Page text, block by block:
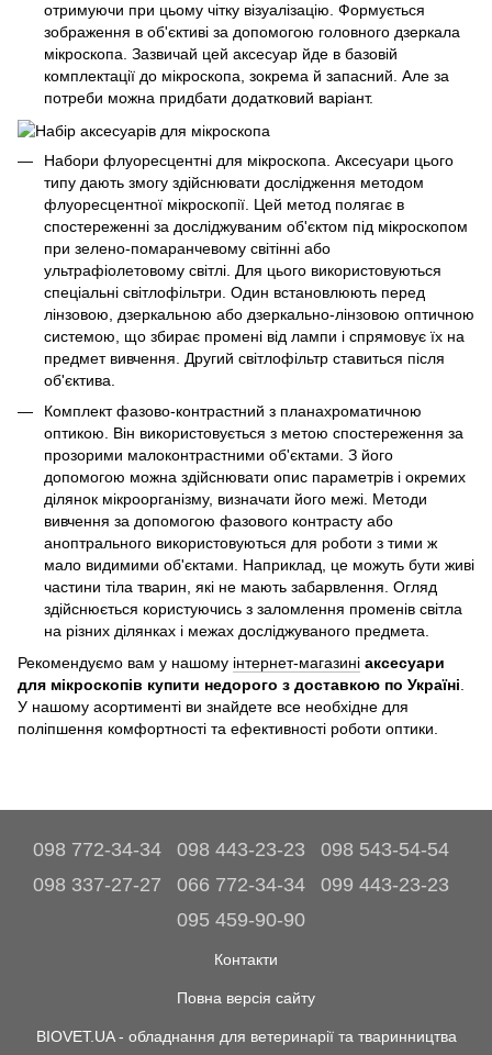
отримуючи при цьому чітку візуалізацію. Формується
зображення в об'єктиві за допомогою головного дзеркала
мікроскопа. Зазвичай цей аксесуар йде в базовій
комплектації до мікроскопа, зокрема й запасний. Але за
потреби можна придбати додатковий варіант.
Набори флуоресцентні для мікроскопа. Аксесуари цього
типу дають змогу здійснювати дослідження методом
флуоресцентної мікроскопії. Цей метод полягає в
спостереженні за досліджуваним об'єктом під мікроскопом
при зелено-помаранчевому світінні або
ультрафіолетовому світлі. Для цього використовуються
спеціальні світлофільтри. Один встановлюють перед
лінзовою, дзеркальною або дзеркально-лінзовою оптичною
системою, що збирає промені від лампи і спрямовує їх на
предмет вивчення. Другий світлофільтр ставиться після
об'єктива.
Комплект фазово-контрастний з планахроматичною
оптикою. Він використовується з метою спостереження за
прозорими малоконтрастними об'єктами. З його
допомогою можна здійснювати опис параметрів і окремих
ділянок мікроорганізму, визначати його межі. Методи
вивчення за допомогою фазового контрасту або
аноптрального використовуються для роботи з тими ж
мало видимими об'єктами. Наприклад, це можуть бути живі
частини тіла тварин, які не мають забарвлення. Огляд
здійснюється користуючись з заломлення променів світла
на різних ділянках і межах досліджуваного предмета.
Рекомендуємо вам у нашому інтернет-магазині аксесуари
для мікроскопів купити недорого з доставкою по Україні
У нашому асортименті ви знайдете все необхідне для
поліпшення комфортності та ефективності роботи оптики.
098 772-34-34 098 443-23-23
098 543-54-54
098 337-27-27
066 772-34-34
099 443-23-23
095 459-90-90
Контакти
Повна версія сайту
BIOVET.UA - обладнання для ветеринарії та тваринництва